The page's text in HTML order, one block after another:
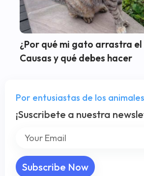
¿Por qué mi gato arrastra el
Causas y qué debes hacer
Por entusiastas de los animales
¡Suscribete a nuestra